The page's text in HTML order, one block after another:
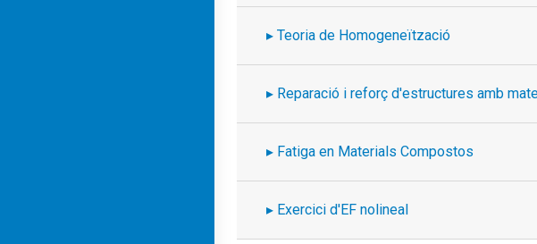
Teoria de Homogeneïtzació
Reparació i reforç d'estructures amb
Fatiga en Materials Compostos
Exercici d'EF nolineal